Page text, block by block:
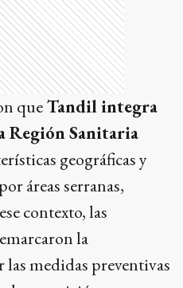
queTandil integra
Región Sanitaria
geográficas y
áreas serranas,
contexto, las
la
medidas preventivas